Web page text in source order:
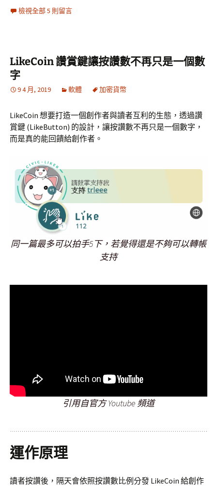
檢視全部 5 則留言
LikeCoin 讚賞鍵讓按讚數不再只是一個數
字
9 4 月, 2019 軟體 加密貨幣
LikeCoin 想要打造一個創作者與讀者互利的生態，透過讚
賞鍵 (LikeButton) 的設計，讓按讚數不再只是一個數字，
而是真的能回饋給創作者。
同一篇最多可以拍手5下，若覺得還是不夠可以轉帳
支持
引用自官方 Youtube 頻道
運作原理
讀者按讚後，隔天會依照按讚數比例分發 LikeCoin 給創作